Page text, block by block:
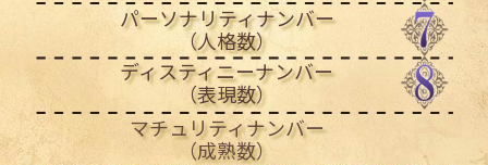
パーソナリティナンバー
（人格数）
ディスティニーナンバー
（表現数）
マチュリティナンバー
（成熟数）